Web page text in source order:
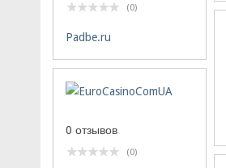
(0)
Padbe.ru
0 отзывов
(0)